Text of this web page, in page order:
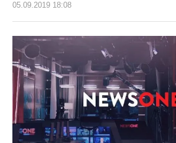
05.09.2019 18:08